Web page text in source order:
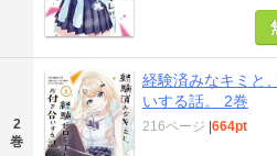
2
巻
経験済みなキミと
いする話。 2巻
216ページ |664pt